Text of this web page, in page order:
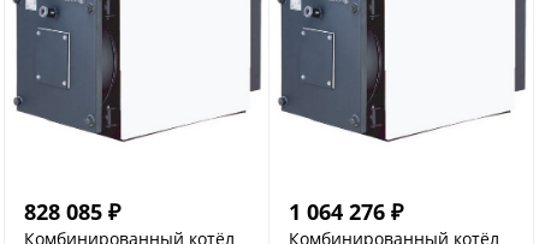
828 085 ₽
Комбинированный котёл
1 064 276 ₽
Комбинированный котёл